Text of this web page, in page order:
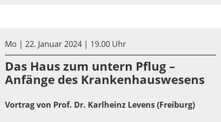
Mo | 22. Januar 2024 | 19.00 Uhr
Das Haus zum untern Pflug –
Anfänge des Krankenhauswesens
Vortrag von Prof. Dr. Karlheinz Levens (Freiburg)